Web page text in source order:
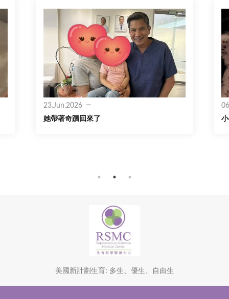
23.Jun.2026
她帶著奇蹟回來了
美國新計劃生育: 多生、優生、自由生